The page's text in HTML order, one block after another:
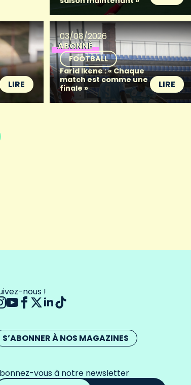
LIRE
03/08/2026
ABONNÉ
FOOTBALL
Farid Ikene : « Chaque
match est comme une
finale »
LIRE
nous !
S’ABONNER À NOS MAGAZINES
vous à notre newsletter